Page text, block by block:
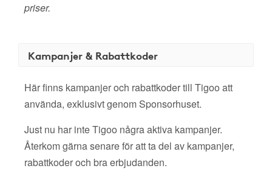
priser.
Kampanjer & Rabattkoder
Här finns kampanjer och rabattkoder till Tigoo att
använda, exklusivt genom Sponsorhuset.
Just nu har inte Tigoo några aktiva kampanjer.
Återkom gärna senare för att ta del av kampanjer,
rabattkoder och bra erbjudanden.